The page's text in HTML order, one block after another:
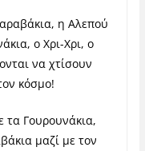
η Αλεπού
ο Χρι-Χρι, ο
να χτίσουν
κόσμο!
τα Γουρουνάκια,
μαζί με τον